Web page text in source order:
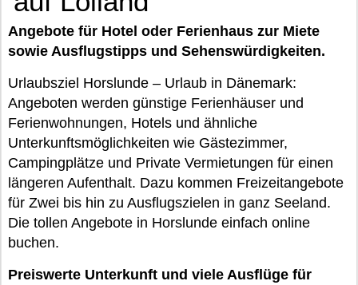
Angebote für Hotel oder Ferienhaus zur Miete
sowie Ausflugstipps und Sehenswürdigkeiten.
Urlaubsziel Horslunde – Urlaub in Dänemark:
Angeboten werden günstige Ferienhäuser und
Ferienwohnungen, Hotels und ähnliche
Unterkunftsmöglichkeiten wie Gästezimmer,
Campingplätze und Private Vermietungen für einen
längeren Aufenthalt. Dazu kommen Freizeitangebote
für Zwei bis hin zu Ausflugszielen in ganz Seeland.
Die tollen Angebote in Horslunde einfach online
buchen.
Preiswerte Unterkunft und viele Ausflüge für